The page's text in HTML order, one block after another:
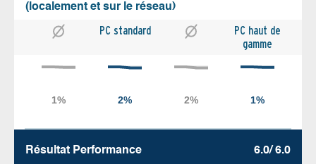
(localement et sur le réseau)
PC standard
PC haut de
gamme
Résultat Performance 6.0/ 6.0